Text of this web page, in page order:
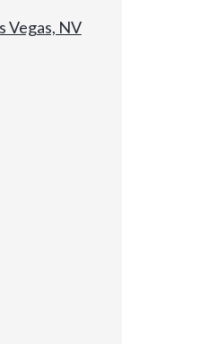
Vegas, NV